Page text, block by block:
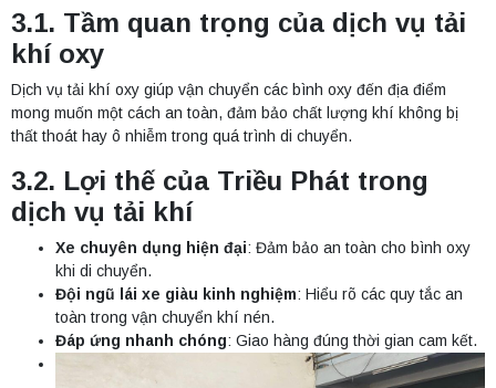
3.1. Tầm quan trọng của dịch vụ tải
khí oxy
Dịch vụ tải khí oxy giúp vận chuyển các bình oxy đến địa điểm
mong muốn một cách an toàn, đảm bảo chất lượng khí không bị
thất thoát hay ô nhiễm trong quá trình di chuyển.
3.2. Lợi thế của Triều Phát trong
dịch vụ tải khí
Xe chuyên dụng hiện đại: Đảm bảo an toàn cho bình oxy
khi di chuyển.
Đội ngũ lái xe giàu kinh nghiệm: Hiểu rõ các quy tắc an
toàn trong vận chuyển khí nén.
Đáp ứng nhanh chóng: Giao hàng đúng thời gian cam kết.